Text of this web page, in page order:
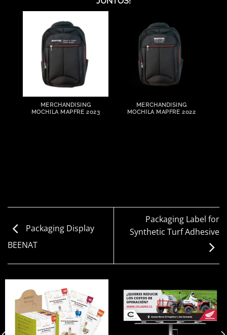
MERCHANDISING
MOCHILA MAPFRE 2023
MERCHANDISING
MOCHILA MAPFRE 2022
Packaging Display
BEENAT
Packaging Label for
Synthetic Turf Adhesive